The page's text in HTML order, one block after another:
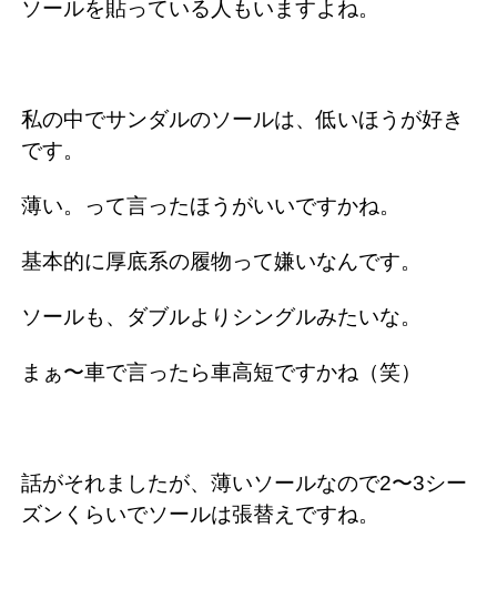
ソールを貼っている人もいますよね。
私の中でサンダルのソールは、低いほうが好き
です。
薄い。って言ったほうがいいですかね。
基本的に厚底系の履物って嫌いなんです。
ソールも、ダブルよりシングルみたいな。
まぁ〜車で言ったら車高短ですかね（笑）
話がそれましたが、薄いソールなので2〜3シー
ズンくらいでソールは張替えですね。